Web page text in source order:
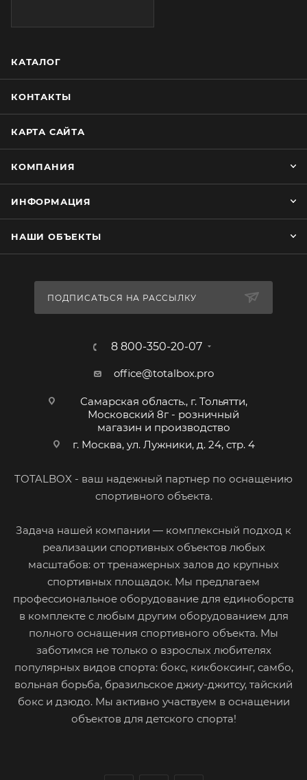
КАТАЛОГ
КОНТАКТЫ
КАРТА САЙТА
КОМПАНИЯ
ИНФОРМАЦИЯ
НАШИ ОБЪЕКТЫ
ПОДПИСАТЬСЯ НА РАССЫЛКУ
8 800-350-20-07
office@totalbox.pro
Самарская область., г. Тольятти,
Московский 8г - розничный
магазин и производство
г. Москва, ул. Лужники, д. 24, стр. 4
TOTALBOX - ваш надежный партнер по оснащению
спортивного объекта.
Задача нашей компании — комплексный подход к
реализации спортивных объектов любых
масштабов: от тренажерных залов до крупных
спортивных площадок. Мы предлагаем
профессиональное оборудование для единоборств
в комплекте с любым другим оборудованием для
полного оснащения спортивного объекта. Мы
заботимся не только о взрослых любителях
популярных видов спорта: бокс, кикбоксинг, самбо,
вольная борьба, бразильское джиу-джитсу, тайский
бокс и дзюдо. Мы активно участвуем в оснащении
объектов для детского спорта!